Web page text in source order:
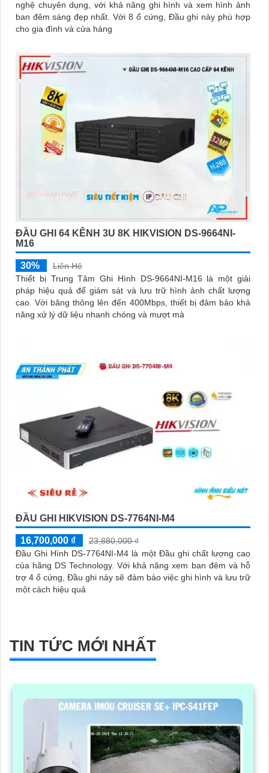
nghệ chuyên dụng, với khả năng ghi hình và xem hình ảnh
ban đêm sáng đẹp nhất. Với 8 ổ cứng, Đầu ghi này phù hợp
cho gia đình và cửa hàng
ĐẦU GHI 64 KÊNH 3U 8K HIKVISION DS-9664NI-
M16
30%
Liên Hệ
Thiết bị Trung Tâm Ghi Hình DS-9664NI-M16 là một giải
pháp hiệu quả để giám sát và lưu trữ hình ảnh chất lượng
cao. Với băng thông lên đến 400Mbps, thiết bị đảm bảo khả
năng xử lý dữ liệu nhanh chóng và mượt mà
ĐẦU GHI HIKVISION DS-7764NI-M4
16,700,000 ₫
23,880,000 ₫
Đầu Ghi Hình DS-7764NI-M4 là một Đầu ghi chất lượng cao
của hãng DS Technology. Với khả năng xem ban đêm và hỗ
trợ 4 ổ cứng, Đầu ghi này sẽ đảm bảo việc ghi hình và lưu trữ
một cách hiệu quả
TIN TỨC MỚI NHẤT